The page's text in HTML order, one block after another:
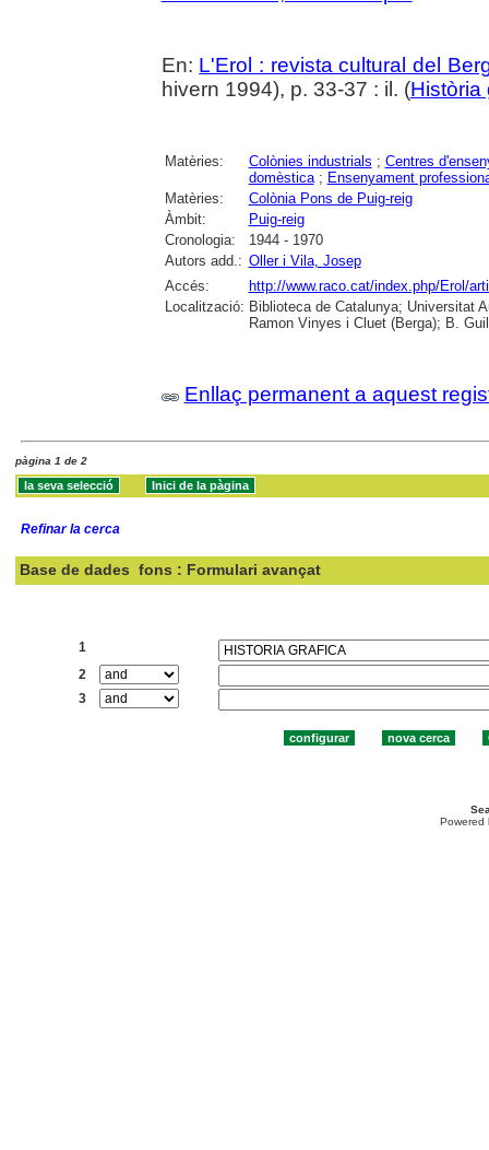
En: L'Erol : revista cultural del
hivern 1994), p. 33-37 : il. (Història
Matèries: Colònies industrials ; Centres
domèstica; Ensenyament
Matèries:
Colònia Pons de Puig-reig
Àmbit:
Puig-reig
Cronologia:
1944 - 1970
Autors add.: Oller i Vila, Josep
Accés:
http://www.raco.cat/index.php/Erol/
Localització: Biblioteca de Catalunya; Universitat
Ramon Vinyes i Cluet (Berga); B.
Enllaç permanent a aquest
pàgina 1 de 2
Refinar la cerca
Base de dades fons : Formulari avançat
1
2
3